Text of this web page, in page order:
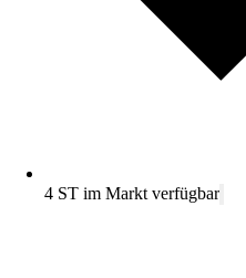
4 ST im Markt verfügbar